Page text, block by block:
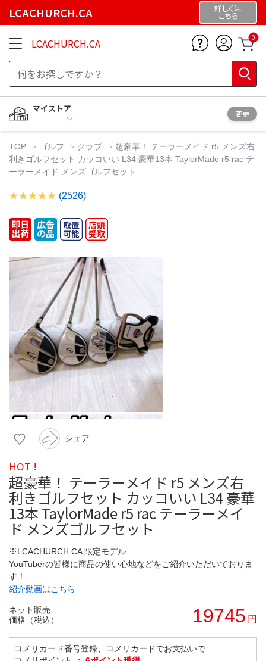
LCACHURCH.CA 詳しくは
こちら
LCACHURCH.CA 0
マイストア
変更
TOP ゴルフ クラブ
超豪華！ テーラーメイド r5 メンズ右
利きゴルフセット カッコいい L34 豪華13本 TaylorMade r5 rac テ
ーラーメイド メンズゴルフセット
(2526)
シェア
HOT !
超豪華！ テーラーメイド r5 メンズ右
利きゴルフセット カッコいい L34 豪華
13本 TaylorMade r5 rac テーラーメイ
ド メンズゴルフセット
※LCACHURCH.CA 限定モデル
YouTuberの皆様に商品の使い心地などをご紹介いただいておりま
す！
紹介動画はこちら
ネット販売
価格（税込）
19745 円
コメリカード番号登録、コメリカードでお支払いで